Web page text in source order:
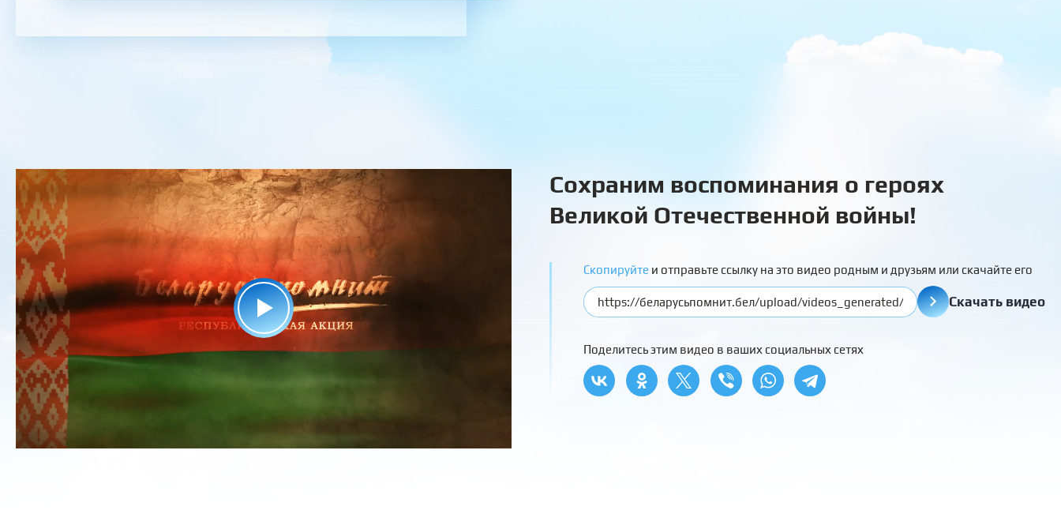
Сохраним воспоминания о героях
Великой Отечественной войны!
Скопируйте и отправьте ссылку на это видео родным и друзьям или скачайте его
Скачать видео
Поделитесь этим видео в ваших социальных сетях